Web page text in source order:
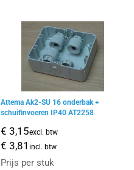
Attema Ak2-SU 16 onderbak +
schuifinvoeren IP40 AT2258
€ 3,15excl. btw
€ 3,81 incl. btw
Prijs per stuk